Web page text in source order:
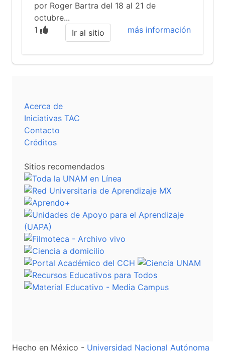
por Roger Bartra del 18 al 21 de
octubre...
1
más información
Ir al sitio
Acerca de
Iniciativas TAC
Contacto
Créditos
Sitios recomendados
Hecho en México - Universidad Nacional Autónoma